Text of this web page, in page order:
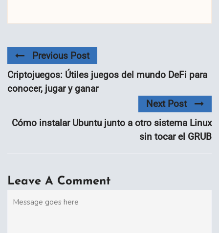
Previous Post
Criptojuegos: Útiles juegos del mundo DeFi para
conocer, jugar y ganar
Next Post
Cómo instalar Ubuntu junto a otro sistema Linux
sin tocar el GRUB
Leave A Comment